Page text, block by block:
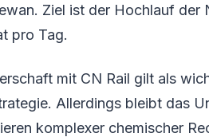
Ziel ist der Hochlauf
pro Tag.
mit CN Rail gilt als
Allerdings bleibt das
komplexer chemischer